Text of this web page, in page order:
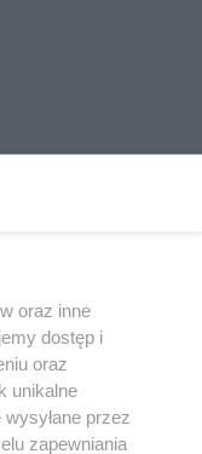
być powielany i
jakikolwiek sposób (w
polu
w
Jakiekolwiek użycie lub
naruszeniem prawa,
kary i może być
oraz inne
dostęp i
oraz
unikalne
przez
zapewniania